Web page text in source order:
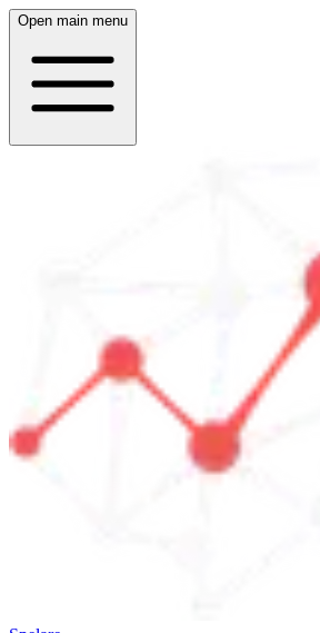
Open main menu